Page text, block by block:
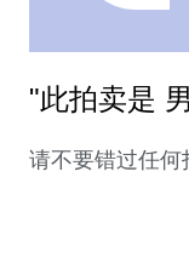
"此拍卖是
请不要错过任何